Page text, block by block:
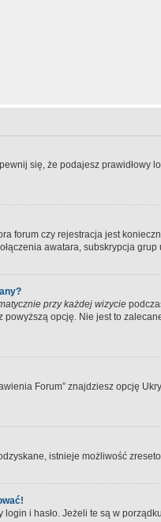
się, że podajesz prawidłowy
forum czy rejestracja jest
awatara, subskrypcja
przy każdej wizycie
opcję. Nie jest to
Forum” znajdziesz opcję
istnieje możliwość
i hasło. Jeżeli te są w